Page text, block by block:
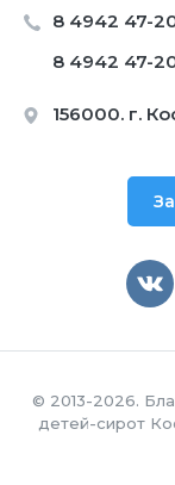
8 4942 47-
8 4942 47-
156000. г.
© 2013-2026.
детей-сирот